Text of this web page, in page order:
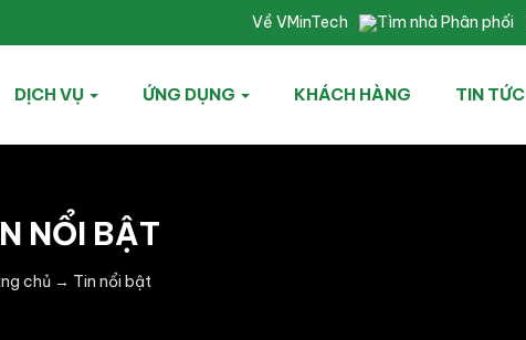
Về VMinTech Tìm nhà Phân phối
DỊCH VỤ ỨNG DỤNG KHÁCH HÀNG TIN TỨC
NỔI BẬT
chủ → Tin nổi bật